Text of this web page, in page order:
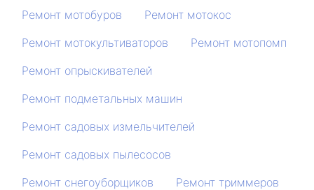
Ремонт мотобуров
Ремонт мотокос
Ремонт мотокультиваторов
Ремонт мотопомп
Ремонт опрыскивателей
Ремонт подметальных машин
Ремонт садовых измельчителей
Ремонт садовых пылесосов
Ремонт снегоуборщиков
Ремонт триммеров